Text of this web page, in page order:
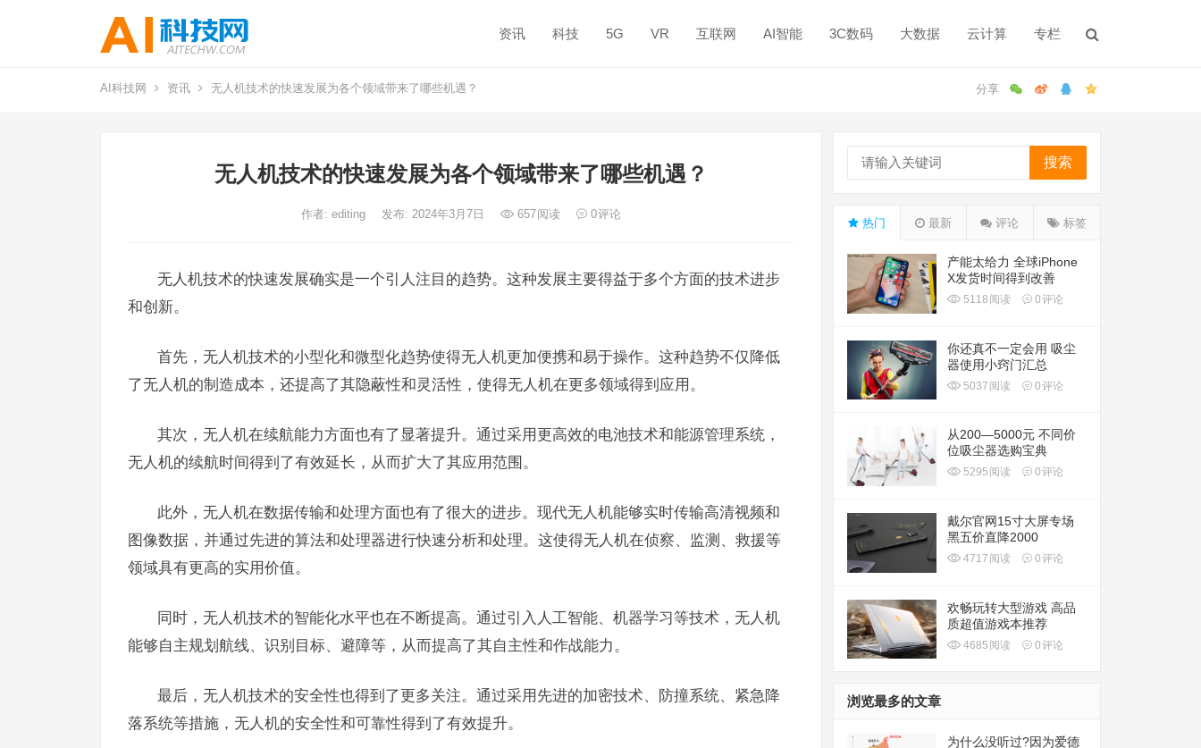
资讯 科技 5G VR 互联网 AI智能 3C数码 大数据 云计算 专栏
AI科技网 资讯 无人机技术的快速发展为各个领域带来了哪些机遇？
无人机技术的快速发展为各个领域带来了哪些机遇？
作者: editing 发布: 2024年3月7日 657阅读 0评论
无人机技术的快速发展确实是一个引人注目的趋势。这种发展主要得益于多个方面的技术进步
和创新。
首先，无人机技术的小型化和微型化趋势使得无人机更加便携和易于操作。这种趋势不仅降低
了无人机的制造成本，还提高了其隐蔽性和灵活性，使得无人机在更多领域得到应用。
其次，无人机在续航能力方面也有了显著提升。通过采用更高效的电池技术和能源管理系统，
无人机的续航时间得到了有效延长，从而扩大了其应用范围。
此外，无人机在数据传输和处理方面也有了很大的进步。现代无人机能够实时传输高清视频和
图像数据，并通过先进的算法和处理器进行快速分析和处理。这使得无人机在侦察、监测、救援等
领域具有更高的实用价值。
同时，无人机技术的智能化水平也在不断提高。通过引入人工智能、机器学习等技术，无人机
能够自主规划航线、识别目标、避障等，从而提高了其自主性和作战能力。
最后，无人机技术的安全性也得到了更多关注。通过采用先进的加密技术、防撞系统、紧急降
落系统等措施，无人机的安全性和可靠性得到了有效提升。
搜索
热门 最新 评论 标签
产能太给力 全球iPhone
X发货时间得到改善
5118 阅读 0评论
你还真不一定会用 吸尘
器使用小窍门汇总
5037 阅读 0评论
从200—5000元 不同价
位吸尘器选购宝典
5295 阅读 0评论
戴尔官网15寸大屏专场
黑五价直降2000
4717 阅读 0评论
欢畅玩转大型游戏 高品
质超值游戏本推荐
4685 阅读 0评论
浏览最多的文章
为什么没听过?因为爱德